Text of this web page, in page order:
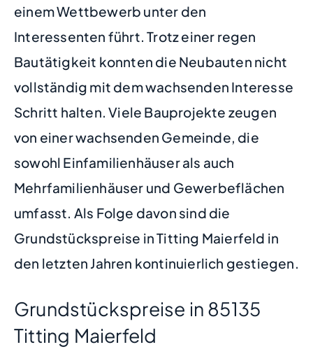
einem Wettbewerb unter den
Interessenten führt. Trotz einer regen
Bautätigkeit konnten die Neubauten nicht
vollständig mit dem wachsenden Interesse
Schritt halten. Viele Bauprojekte zeugen
von einer wachsenden Gemeinde, die
sowohl Einfamilienhäuser als auch
Mehrfamilienhäuser und Gewerbeflächen
umfasst. Als Folge davon sind die
Grundstückspreise in Titting Maierfeld in
den letzten Jahren kontinuierlich gestiegen.
Grundstückspreise in 85135
Titting Maierfeld